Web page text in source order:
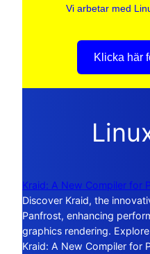
Vi arbetar med
Klicka här
Kraid: A New Compiler for
Discover Kraid, the
Panfrost, enhancing
graphics rendering.
Kraid: A New Compiler for